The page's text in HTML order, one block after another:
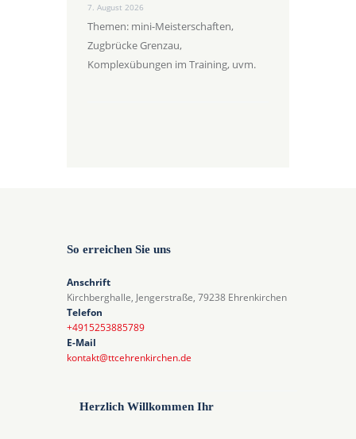
7. August 2026
Themen: mini-Meisterschaften,
Zugbrücke Grenzau,
Komplexübungen im Training, uvm.
So erreichen Sie uns
Anschrift
Kirchberghalle, Jengerstraße, 79238 Ehrenkirchen
Telefon
+4915253885789
E-Mail
kontakt@ttcehrenkirchen.de
Herzlich Willkommen Ihr